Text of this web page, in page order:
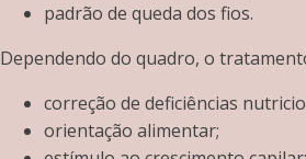
padrão de queda dos fios.
Dependendo do quadro, o
correção de deficiências
orientação alimentar;